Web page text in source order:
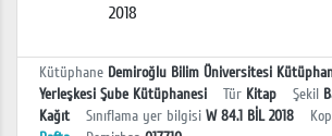
2018
Kütüphane Demiroğlu Bilim Üniversitesi
Yerleşkesi Şube Kütüphanesi
Tür Kitap Şekil
Kağıt
Sınıflama yer bilgisi W 84.1 BİL 2018